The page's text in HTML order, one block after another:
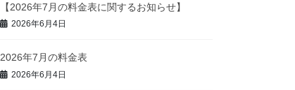
【2026年7月の料金表に関するお知らせ】
2026年6月4日
2026年7月の料金表
2026年6月4日